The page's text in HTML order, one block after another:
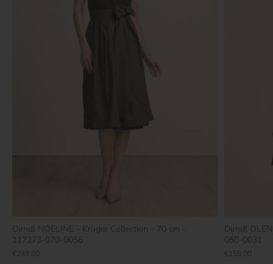
Dirndl NOELINE - Krüger Collection - 70 cm -
117273-070-0056
€249,00
Dirndl
050-0031
€159,00